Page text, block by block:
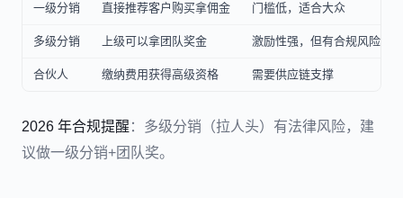
一级分销 直接推荐客户购买拿佣金 门槛低，适合大众
多级分销 上级可以拿团队奖金 激励性强，但有合规风险
合伙人 缴纳费用获得高级资格 需要供应链支撑
2026 年合规提醒 ：多级分销（拉人头）有法律风险，建
议做一级分销+团队奖。